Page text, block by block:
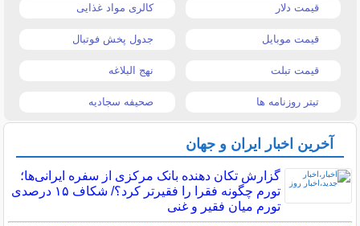
قیمت دلار کالری مواد غذایی
قیمت موبایل جدول پخش فوتبال
قیمت تبلت نهج البلاغه
تیتر روزنامه ها صحیفه سجادیه
آخرین اخبار ایران و جهان
گزارش تکان‌ دهنده بانک مرکزی از سفره ایرانی‌ها؛
تورم چگونه فقرا را فقیرتر کرد؟/ شکاف ۱۵ درصدی
تورم میان فقیر و غنی